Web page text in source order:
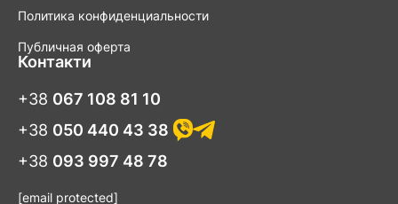
Политика конфиденциальности
Публичная оферта
Контакти
+38 067 108 81 10
+38 050 440 43 38
+38 093 997 48 78
[email protected]